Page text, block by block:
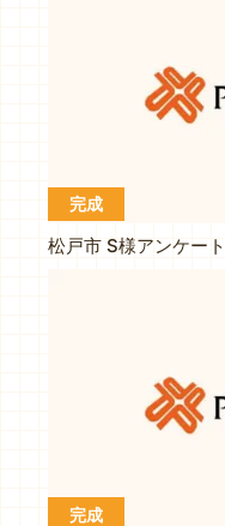
完成
松戸市 S様アンケート
完成